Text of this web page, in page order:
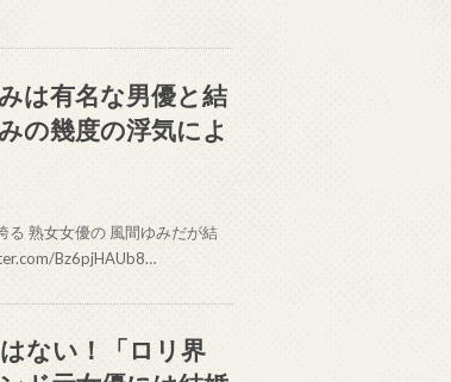
は有名な男優と結
の幾度の浮気によ
熟女女優の 風間ゆみだが結
Bz6pjHAUb8…
ない！「ロリ界